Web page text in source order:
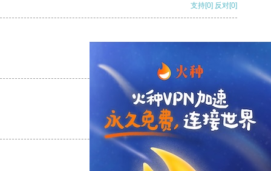
支持[0] 反对[0]
支持
支持[0] 反对[0]